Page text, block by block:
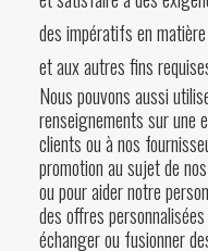
des impératifs en
et aux autres fins
Nous pouvons aussi
renseignements sur une
clients ou à nos
promotion au sujet de
ou pour aider notre
des offres
échanger ou fusionner